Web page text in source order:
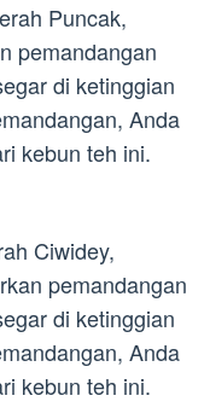
Puncak,
pemandangan
di ketinggian
Anda
kebun teh ini.
Ciwidey,
pemandangan
di ketinggian
Anda
kebun teh ini.